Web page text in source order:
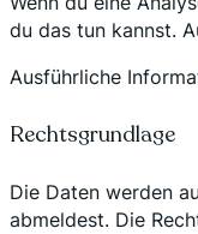
du das tun kannst.
Ausführliche
Rechtsgrundlage
Die Daten werden
abmeldest. Die